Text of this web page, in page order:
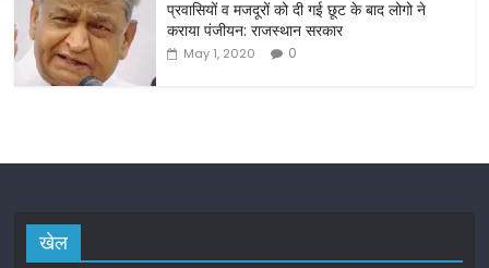
प्रवासियों व मजदूरों को दी गई छूट के बाद लोगो ने
कराया पंजीयन: राजस्थान सरकार
May 1, 2020 0
खेल